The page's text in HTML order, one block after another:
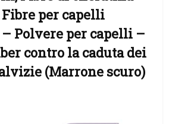
per capelli
Polvere per capelli –
contro la caduta dei
(Marrone scuro)